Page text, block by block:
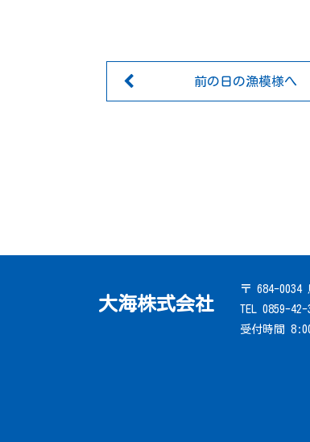
前の日の漁模様へ
大海株式会社
〒 684-0034
TEL 0859-42-
受付時間